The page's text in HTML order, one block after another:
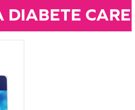
DIABETE CARE